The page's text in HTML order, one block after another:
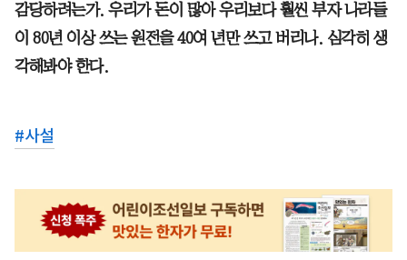
감당하려는가. 우리가 돈이 많아 우리보다 훨씬 부자 나라들
이 80년 이상 쓰는 원전을 40여 년만 쓰고 버리나. 심각히 생
각해봐야 한다.
#사설